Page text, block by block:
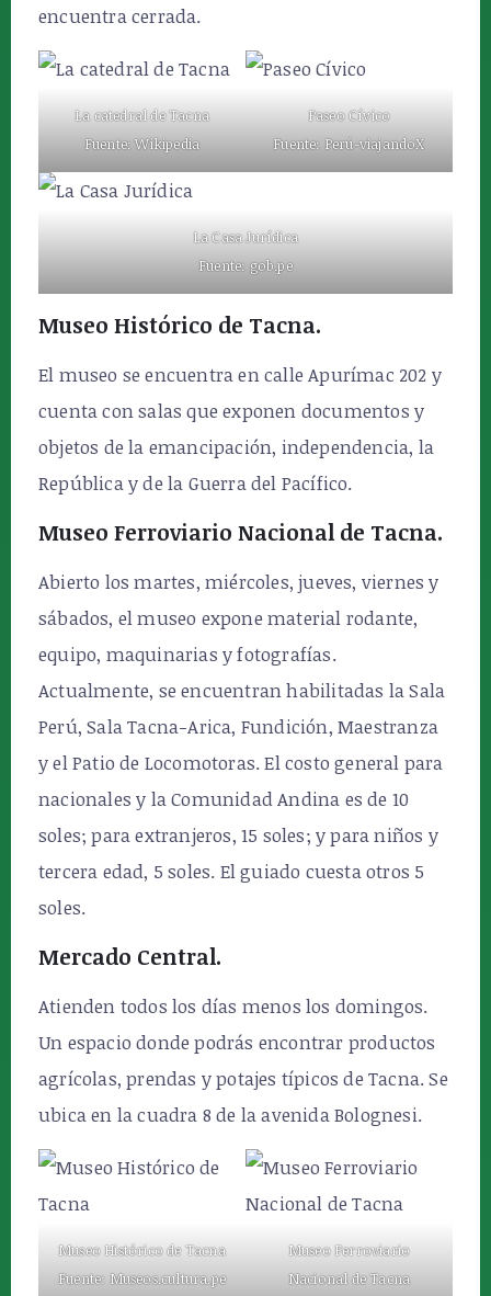
encuentra cerrada.
La catedral de Tacna
Fuente: Wikipedia
Paseo Cívico
Fuente: Perú-viajandoX
La Casa Jurídica
Fuente: gob.pe
Museo Histórico de Tacna.
El museo se encuentra en calle Apurímac 202 y
cuenta con salas que exponen documentos y
objetos de la emancipación, independencia, la
República y de la Guerra del Pacífico.
Museo Ferroviario Nacional de Tacna.
Abierto los martes, miércoles, jueves, viernes y
sábados, el museo expone material rodante,
equipo, maquinarias y fotografías.
Actualmente, se encuentran habilitadas la Sala
Perú, Sala Tacna-Arica, Fundición, Maestranza
y el Patio de Locomotoras. El costo general para
nacionales y la Comunidad Andina es de 10
soles; para extranjeros, 15 soles; y para niños y
tercera edad, 5 soles. El guiado cuesta otros 5
soles.
Mercado Central.
Atienden todos los días menos los domingos.
Un espacio donde podrás encontrar productos
agrícolas, prendas y potajes típicos de Tacna. Se
ubica en la cuadra 8 de la avenida Bolognesi.
Museo Histórico de Tacna
Fuente: Museos.cultura.pe
Museo Ferroviario
Nacional de Tacna